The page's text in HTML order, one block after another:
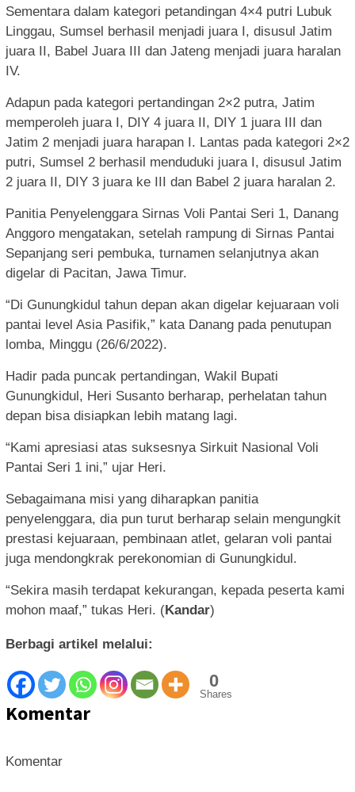
Sementara dalam kategori petandingan 4×4 putri Lubuk
Linggau, Sumsel berhasil menjadi juara I, disusul Jatim
juara II, Babel Juara III dan Jateng menjadi juara haralan
IV.
Adapun pada kategori pertandingan 2×2 putra, Jatim
memperoleh juara I, DIY 4 juara II, DIY 1 juara III dan
Jatim 2 menjadi juara harapan I. Lantas pada kategori 2×2
putri, Sumsel 2 berhasil menduduki juara I, disusul Jatim
2 juara II, DIY 3 juara ke III dan Babel 2 juara haralan 2.
Panitia Penyelenggara Sirnas Voli Pantai Seri 1, Danang
Anggoro mengatakan, setelah rampung di Sirnas Pantai
Sepanjang seri pembuka, turnamen selanjutnya akan
digelar di Pacitan, Jawa Timur.
“Di Gunungkidul tahun depan akan digelar kejuaraan voli
pantai level Asia Pasifik,” kata Danang pada penutupan
lomba, Minggu (26/6/2022).
Hadir pada puncak pertandingan, Wakil Bupati
Gunungkidul, Heri Susanto berharap, perhelatan tahun
depan bisa disiapkan lebih matang lagi.
“Kami apresiasi atas suksesnya Sirkuit Nasional Voli
Pantai Seri 1 ini,” ujar Heri.
Sebagaimana misi yang diharapkan panitia
penyelenggara, dia pun turut berharap selain mengungkit
prestasi kejuaraan, pembinaan atlet, gelaran voli pantai
juga mendongkrak perekonomian di Gunungkidul.
“Sekira masih terdapat kekurangan, kepada peserta kami
mohon maaf,” tukas Heri. (Kandar)
Berbagi artikel melalui:
0
Shares
Komentar
Komentar